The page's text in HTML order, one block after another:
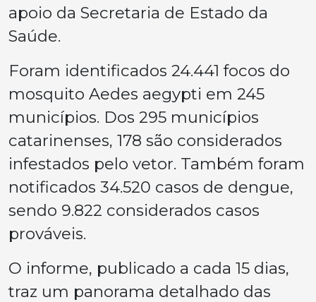
apoio da Secretaria de Estado da
Saúde.
Foram identificados 24.441 focos do
mosquito Aedes aegypti em 245
municípios. Dos 295 municípios
catarinenses, 178 são considerados
infestados pelo vetor. Também foram
notificados 34.520 casos de dengue,
sendo 9.822 considerados casos
prováveis.
O informe, publicado a cada 15 dias,
traz um panorama detalhado das